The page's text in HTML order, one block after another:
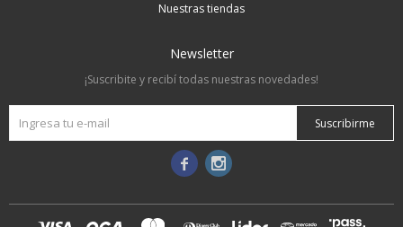
Nuestras tiendas
Newsletter
¡Suscribite y recibí todas nuestras novedades!
Suscribirme
 